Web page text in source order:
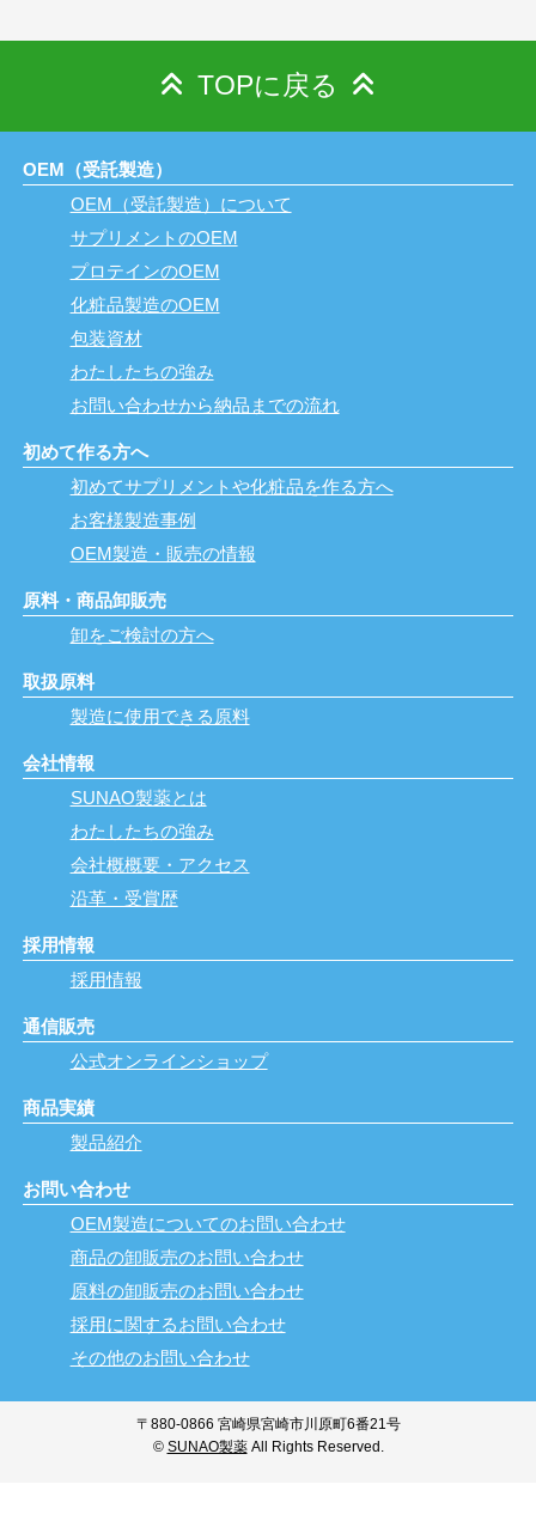
TOPに戻る
OEM（受託製造）
OEM（受託製造）について
サプリメントのOEM
プロテインのOEM
化粧品製造のOEM
包装資材
わたしたちの強み
お問い合わせから納品までの流れ
初めて作る方へ
初めてサプリメントや化粧品を作る方へ
お客様製造事例
OEM製造・販売の情報
原料・商品卸販売
卸をご検討の方へ
取扱原料
製造に使用できる原料
会社情報
SUNAO製薬とは
わたしたちの強み
会社概概要・アクセス
沿革・受賞歴
採用情報
採用情報
通信販売
公式オンラインショップ
商品実績
製品紹介
お問い合わせ
OEM製造についてのお問い合わせ
商品の卸販売のお問い合わせ
原料の卸販売のお問い合わせ
採用に関するお問い合わせ
その他のお問い合わせ
〒880-0866 宮崎県宮崎市川原町6番21号
© SUNAO製薬All Rights Reserved.